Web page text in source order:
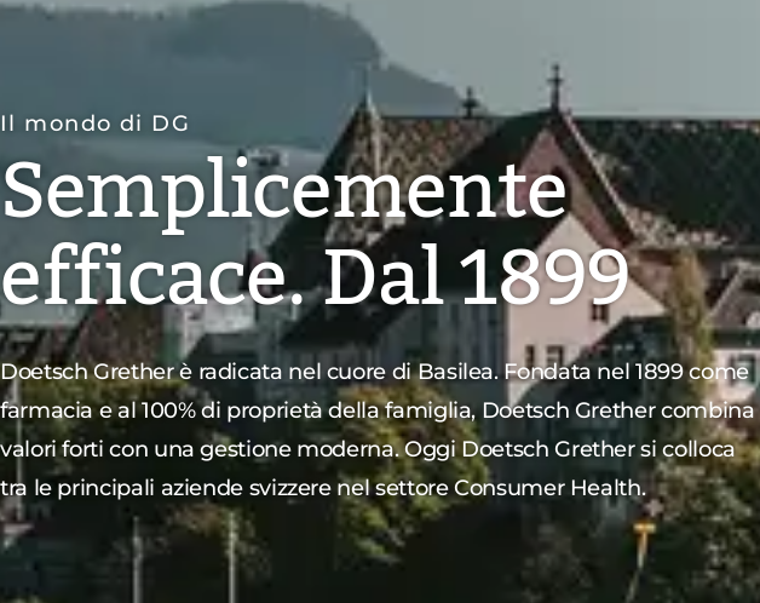
Il mondo di DG
Semplicemente
efficace. Dal 1899
Doetsch Grether è radicata nel cuore di Basilea. Fondata nel 1899 come
farmacia e al 100% di proprietà della famiglia, Doetsch Grether combina
valori forti con una gestione moderna. Oggi Doetsch Grether si colloca
tra le principali aziende svizzere nel settore Consumer Health.